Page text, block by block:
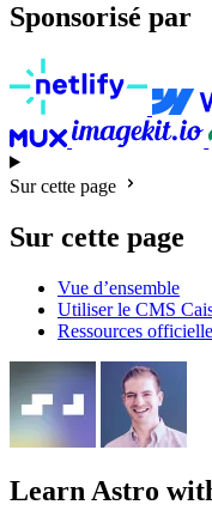
Sponsorisé par
Sur cette page
Sur cette page
Vue d’ensemble
Utiliser le CMS
Ressources
Learn Astro